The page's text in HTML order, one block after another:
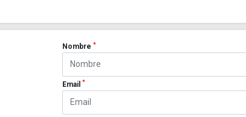
Nombre*
Email*